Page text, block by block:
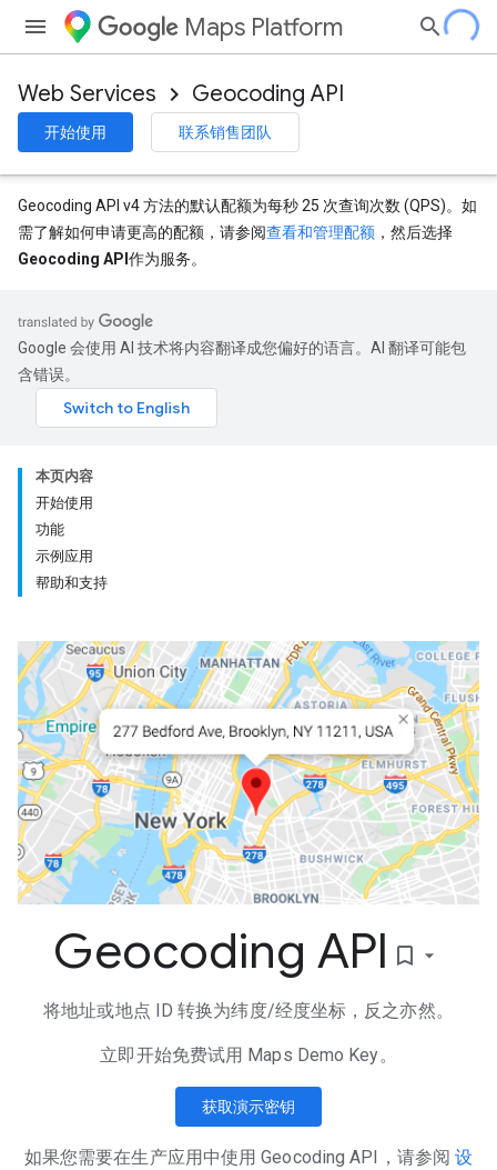
Maps Platform
Web Services Geocoding API
开始使用 联系销售团队
Geocoding API v4 方法的默认配额为每秒 25 次查询次数 (QPS)。如
需了解如何申请更高的配额，请参阅查看和管理配额 ，然后选择
Geocoding API 作为服务。
Google 会使用 AI 技术将内容翻译成您偏好的语言。AI 翻译可能包
含错误。
本页内容
开始使用
功能
示例应用
帮助和支持
Geocoding API bookmark_border
将地址或地点 ID 转换为纬度/经度坐标，反之亦然。
立即开始免费试用 Maps Demo Key。
获取演示密钥
如果您需要在生产应用中使用 Geocoding API，请参阅设